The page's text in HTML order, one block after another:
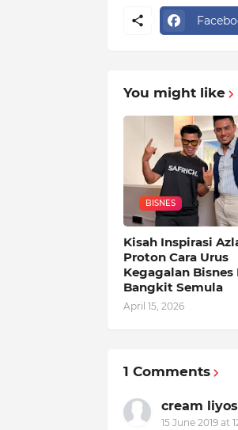
You might like
BISNES
Kisah Inspirasi
Proton Cara Urus
Kegagalan Bisnes
Bangkit Semula
April 15, 2026
1 Comments
cream
15 June 2019 at